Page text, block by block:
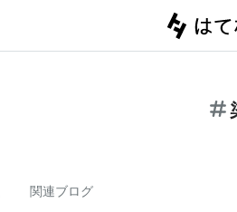
関連ブログ